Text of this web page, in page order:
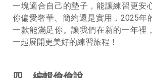
一塊適合自己的墊子，能讓練習更安
你偏愛奢華、簡約還是實用，2025年
一款能滿足你。讓我們在新的一年裡
一起展開更美好的練習旅程！